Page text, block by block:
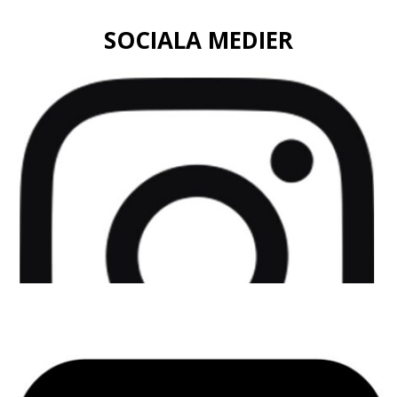
SOCIALA MEDIER